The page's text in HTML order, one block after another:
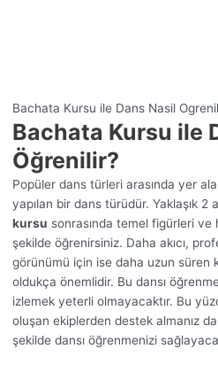
Bachata Kursu ile Dans Nasil
Bachata Kursu ile
Öğrenilir?
Popüler dans türleri arasında yer
yapılan bir dans türüdür. Yaklaşık 2
kursu sonrasında temel figürleri
şekilde öğrenirsiniz. Daha akıcı,
görünümü için ise daha uzun süren
oldukça önemlidir. Bu dansı
izlemek yeterli olmayacaktır. Bu
oluşan ekiplerden destek almanız
şekilde dansı öğrenmenizi